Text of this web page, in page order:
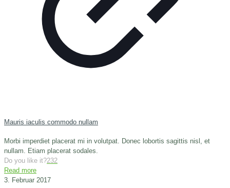
Mauris iaculis commodo nullam
Morbi imperdiet placerat mi in volutpat. Donec lobortis sagittis nisl, et
nullam. Etiam placerat sodales.
Do you like it?232
Read more
3. Februar 2017